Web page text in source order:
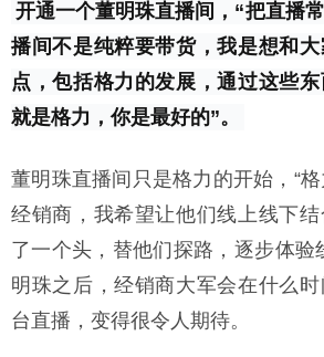
开通一个董明珠直播间，“把直播
播间不是纯粹要带货，我是想和
点，包括格力的发展，通过这些
就是格力，你是最好的”。
董明珠直播间只是格力的开始，“
经销商，我希望让他们线上线下
了一个头，替他们探路，逐步体验
明珠之后，经销商大军会在什么
台直播，变得很令人期待。